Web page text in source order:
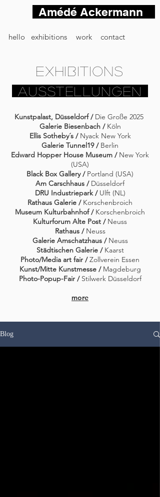
Amédé Ackermann
hello exhibitions work contact
exhibitions
Ausstellungen
Kunstpalast, Düsseldorf / Die Große 2025
Galerie Biesenbach / Köln
Ellis Sotheby´s / Nyack New York
Galerie Tunnel19 / Berlin
​Edward Hopper House Museum / New York
(USA)
Black Box Gallery / Portland (USA)
Am Carschhaus / Düsseldorf
DRU Industriepark / Ulft (NL)
Rathaus Galerie / Korschenbroich
Museum Kulturbahnhof / Korschenbroich
Kulturforum Alte Post / Neuss
Rathaus / Neuss
Galerie Amschatzhaus / Neuss
Städtischen Galerie / Kaarst
Photo/Media art fair /Zollverein Essen
Kunst/Mitte Kunstmesse / Magdeburg
Photo-Popup-Fair / Stilwerk Düsseldorf
more
Blog